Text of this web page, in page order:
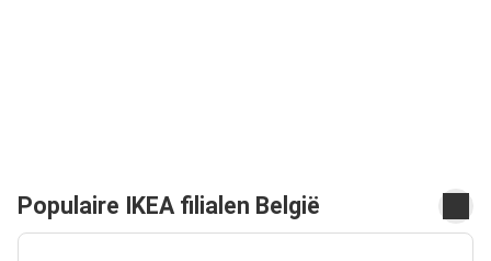
Populaire IKEA filialen België